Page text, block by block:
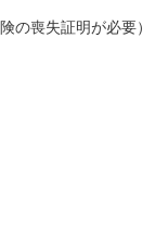
の喪失証明が必要）